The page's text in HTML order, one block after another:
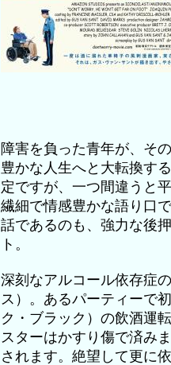
障害を負った青年が、そ
豊かな人生へと大転換す
定ですが、一つ間違うと
繊細で情感豊かな語り口
話であるのも、強力な後
ト。
深刻なアルコール依存症
ス）。あるパーティーで
ク・ブラック）の飲酒運
スターはかすり傷で済み
されます。絶望して更に